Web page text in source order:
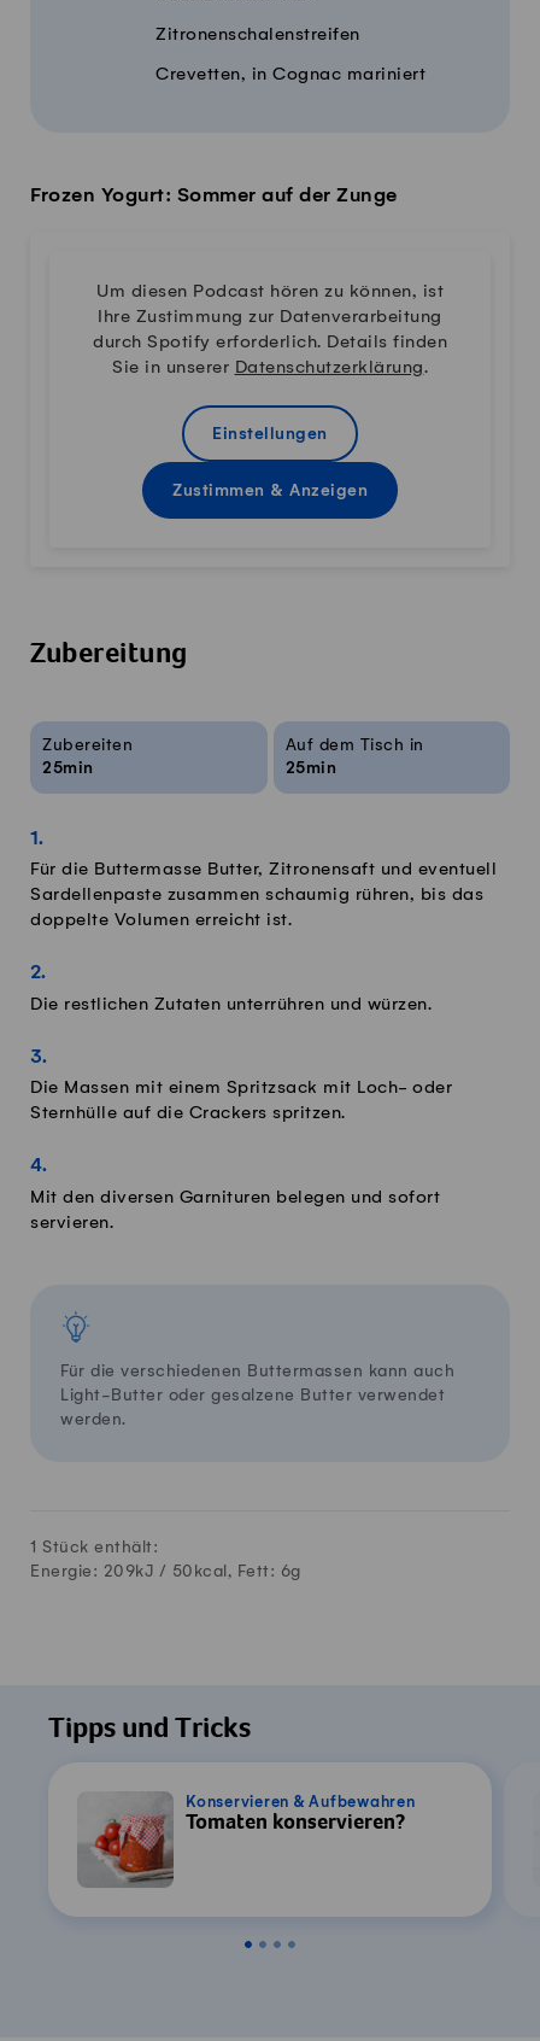
Zitronenschalenstreifen
Crevetten, in Cognac mariniert
Frozen Yogurt: Sommer auf der Zunge
Um diesen Podcast hören zu können, ist
Ihre Zustimmung zur Datenverarbeitung
durch Spotify erforderlich. Details finden
Sie in unserer Datenschutzerklärung.
Einstellungen
Zustimmen & Anzeigen
Zubereitung
Rezeptinfos
Zubereiten
25min
Auf dem Tisch in
25min
Für die Buttermasse Butter, Zitronensaft und eventuell
Sardellenpaste zusammen schaumig rühren, bis das
doppelte Volumen erreicht ist.
Die restlichen Zutaten unterrühren und würzen.
Die Massen mit einem Spritzsack mit Loch- oder
Sternhülle auf die Crackers spritzen.
Mit den diversen Garnituren belegen und sofort
servieren.
Für die verschiedenen Buttermassen kann auch
Light-Butter oder gesalzene Butter verwendet
werden.
1 Stück enthält:
Energie: 209kJ / 50 kcal, Fett: 6g
Tipps und Tricks
Konservieren & Aufbewahren
Tomaten konservieren?